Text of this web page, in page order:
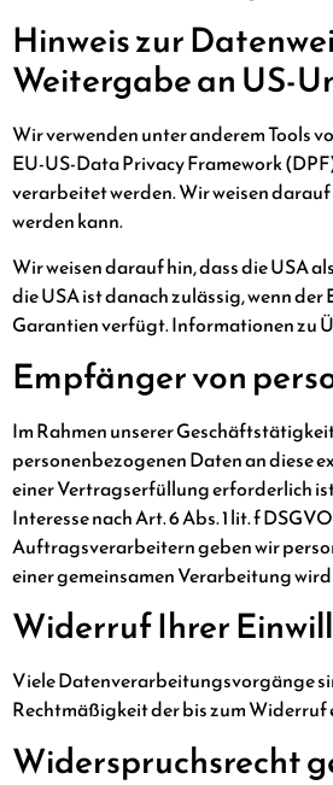
Hinweis zur
Weitergabe an US-
Wir verwenden unter anderem Tools
EU-US-Data Privacy Framework
verarbeitet werden. Wir weisen
werden kann.
Wir weisen darauf hin, dass die USA
die USA ist danach zulässig, wenn
Garantien verfügt. Informationen zu
Empfänger von
Im Rahmen unserer
personenbezogenen Daten an diese
einer Vertragserfüllung erforderlich
Interesse nach Art. 6 Abs. 1 lit. f
Auftragsverarbeitern geben wir
einer gemeinsamen Verarbeitung
Widerruf Ihrer
Viele Datenverarbeitungsvorgänge
Rechtmäßigkeit der bis zum
Widerspruchsrecht